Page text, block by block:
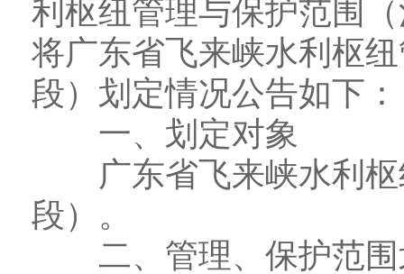
利枢纽管理与保护范围
将广东省飞来峡水利枢
段）划定情况公告如下：
一、划定对象
广东省飞来峡水利枢
段）。
二、管理、保护范围